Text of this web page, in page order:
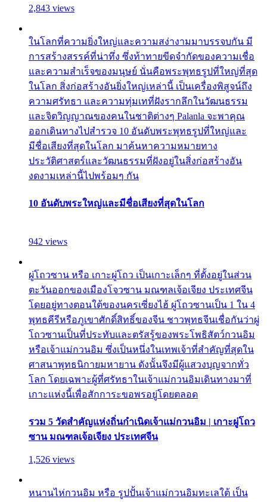
2,843 views
ในโลกที่ความยิ่งใหญ่และความสง่างามมาบรรจบกัน มี
การสร้างสรรค์ที่น่าทึ่ง ซึ่งท้าทายขีดจำกัดของความเชื่อ
และความสำเร็จของมนุษย์ นั่นคือพระพุทธรูปที่ใหญ่ที่สุด
ในโลก สิ่งก่อสร้างอันยิ่งใหญ่เหล่านี้ เป็นเครื่องพิสูจน์ถึง
ความศรัทธา และความทุ่มเทที่ฝังรากลึกในวัฒนธรรม
และจิตวิญญาณของคนในชาติต่างๆ Palanla จะพาคุณ
ออกเดินทางไปสำรวจ 10 อันดับพระพุทธรูปที่ใหญ่และ
มีชื่อเสียงที่สุดในโลก มาค้นหาความหมายทาง
ประวัติศาสตร์และวัฒนธรรมที่ฝังอยู่ในสิ่งก่อสร้างอัน
งดงามเหล่านี้ไปพร้อมๆ กัน
10 อันดับพระใหญ่และมีชื่อเสียงที่สุดในโลก
942 views
ผู่โถวซาน หรือ เกาะผู่โถว เป็นเกาะเล็กๆ ที่ตั้งอยู่ในส่วน
ตะวันออกของเมืองโจวซาน มณฑลเจ้อเจียง ประเทศจีน
โดยอยู่ทางตอนใต้ของนครเซี่ยงไฮ้ ผู่โถวซานเป็น 1 ใน 4
พุทธคีรีหรือภูเขาศักดิ์สิทธิ์ของจีน ชาวพุทธจีนเชื่อกันว่าผู่
โถวซานเป็นที่ประทับและตรัสรู้ของพระโพธิสัตว์กวนอิม
หรือเจ้าแม่กวนอิม ซึ่งเป็นหนึ่งในเทพเจ้าที่สำคัญที่สุดใน
ศาสนาพุทธนิกายมหายาน ดังนั้นจึงมีผู้แสวงบุญจากทั่ว
โลก โดยเฉพาะผู้ที่ศรัทธาในเจ้าแม่กวนอิมเดินทางมาที่
เกาะแห่งนี้เพื่อสักการะขอพรอยู่โดยตลอด
รวม 5 วัดสำคัญแห่งถิ่นกำเนิดเจ้าแม่กวนอิม | เกาะผู่โถว
ซาน มณฑลเจ้อเจียง ประเทศจีน
1,526 views
หนานไห่กวนอิม หรือ รูปปั้นเจ้าแม่กวนอิมทะเลใต้ เป็น